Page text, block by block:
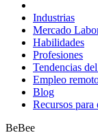
Industrias
Mercado
Habilidades
Profesiones
Tendencias
Empleo
Blog
Recursos para
BeBee